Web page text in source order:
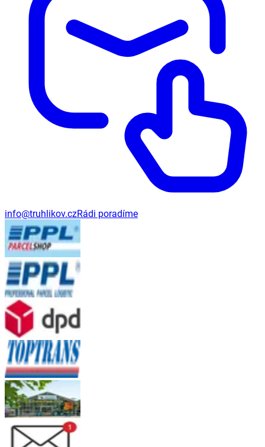
info@truhlikov.czRádi poradíme